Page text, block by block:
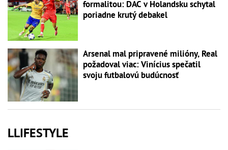
formalitou: DAC v Holandsku schytal
poriadne krutý debakel
Arsenal mal pripravené milióny, Real
požadoval viac: Vinícius spečatil
svoju futbalovú budúcnosť
LLIFESTYLE